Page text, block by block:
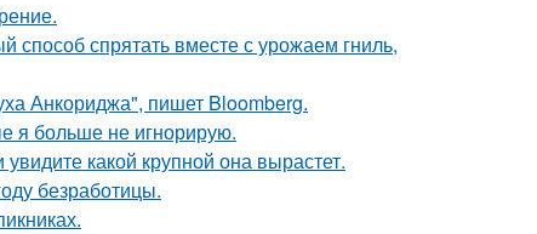
спрятать вместе с урожаем гниль,
Анкориджа", пишет Bloomberg.
я больше не игнорирую.
какой крупной она вырастет.
безработицы.